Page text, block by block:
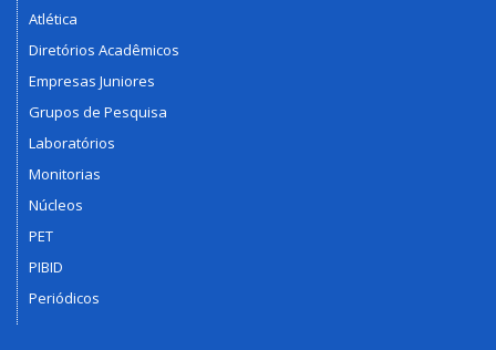
Atlética
Diretórios Acadêmicos
Empresas Juniores
Grupos de Pesquisa
Laboratórios
Monitorias
Núcleos
PET
PIBID
Periódicos